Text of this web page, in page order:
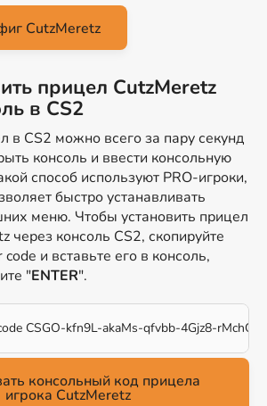
CutzMeretz
прицел CutzMeretz
в CS2
в CS2 можно всего за пару секунд
консоль и ввести консольную
способ используют PRO-игроки,
быстро устанавливать
меню. Чтобы установить прицел
через консоль CS2, скопируйте
и вставьте его в консоль,
"ENTER".
CSGO-kfn9L-akaMs-qfvbb-4Gjz8-rMchQ
консольный код прицела
игрока CutzMeretz